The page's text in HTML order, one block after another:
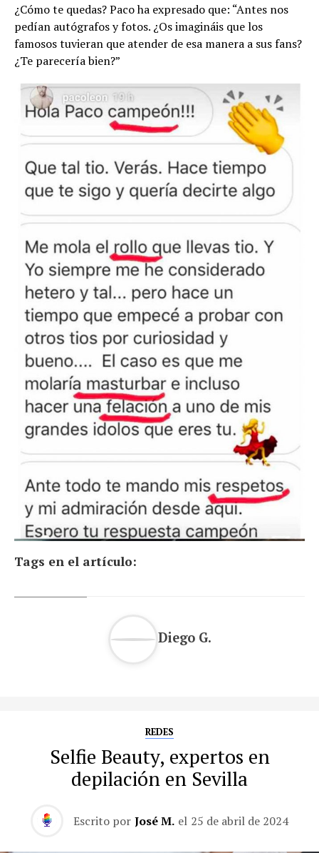
¿Cómo te quedas? Paco ha expresado que: “Antes nos
pedían autógrafos y fotos. ¿Os imagináis que los
famosos tuvieran que atender de esa manera a sus fans?
¿Te parecería bien?”
Tags en el artículo:
Diego G.
REDES
Selfie Beauty, expertos en
depilación en Sevilla
Escrito por José M. el 25 de abril de 2024